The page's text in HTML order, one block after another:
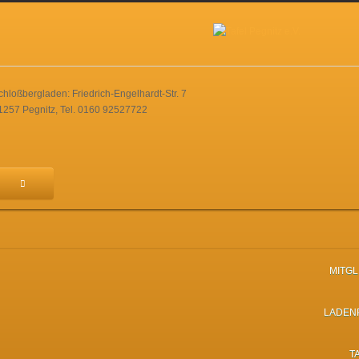
Friedrich-Engelhardt-Str. 7
Pegnitz, Tel. 0160 92527722